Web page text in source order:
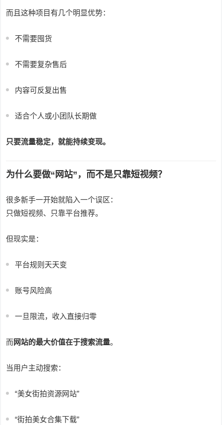
而且这种项目有几个明显优势：
不需要囤货
不需要复杂售后
内容可反复出售
适合个人或小团队长期做
只要流量稳定，就能持续变现。
为什么要做“网站”，而不是只靠短视频？
很多新手一开始就陷入一个误区：
只做短视频、只靠平台推荐。
但现实是：
平台规则天天变
账号风险高
一旦限流，收入直接归零
而网站的最大价值在于搜索流量。
当用户主动搜索：
“美女街拍资源网站”
“街拍美女合集下载”